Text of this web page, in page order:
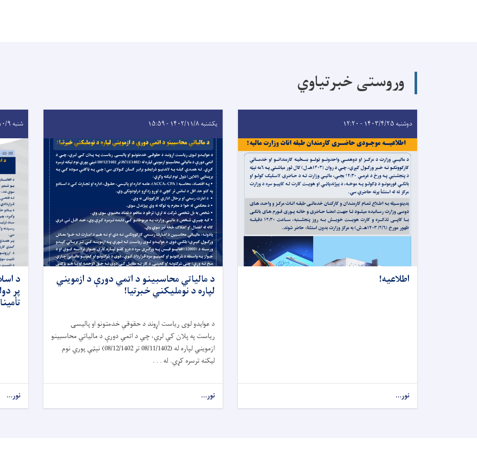
وروستی خبرتیاوي
دوشنبه ۱۴۰۳/۴/۲۵ - ۱۲:۲۰
اطلاعیه!
نور...
یکشنبه ۱۴۰۲/۱۱/۸ - ۱۵:۵۹
د مالياتي محاسبينو د اتمي دورې د ازمويني
لپاره د نومليکني خبرتیا!
د عوایدو لوی ریاست اړوند د حقوقي خدمتونو او پالیسۍ
ریاست په پلان کي لري، چي د اتمي دورې د مالیاتي محاسبینو
ازمویني لپاره له (08/11/1402 تر 08/12/1402) نېټې پوري نوم
لیکنه ترسره کړي. له . . .
نور...
شنبه ۱۴۰۲/۱۰/۹ - ۱۶:۹
د
پر
نور...